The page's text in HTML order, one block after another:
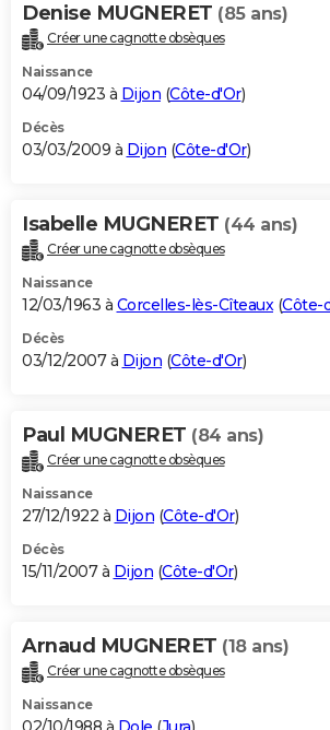
Denise MUGNERET (85 ans)
Créer une cagnotte obsèques
Naissance
04/09/1923 à Dijon (Côte-d'Or)
Décès
03/03/2009 à Dijon (Côte-d'Or)
Isabelle MUGNERET (44 ans)
Créer une cagnotte obsèques
Naissance
12/03/1963 à Corcelles-lès-Cîteaux(Côte-
Décès
03/12/2007 à Dijon (Côte-d'Or)
Paul MUGNERET (84 ans)
Créer une cagnotte obsèques
Naissance
27/12/1922 à Dijon (Côte-d'Or)
Décès
15/11/2007 à Dijon (Côte-d'Or)
Arnaud MUGNERET (18 ans)
Créer une cagnotte obsèques
Naissance